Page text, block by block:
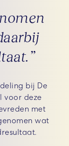
bij De
voor deze
met
wat